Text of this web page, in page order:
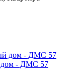
дом - ДМС 57